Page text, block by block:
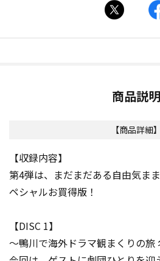
商品説明
【商品詳細】
【収録内容】
第4弾は、まだまだある自由気ま
ペシャルお買得版！
【DISC 1】
～鴨川で海外ドラマ観まくりの旅